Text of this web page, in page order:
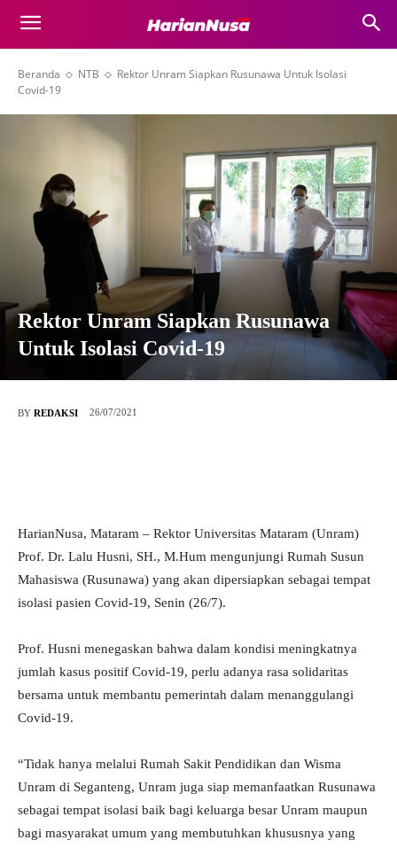
Beranda NTB
Rektor Unram Siapkan Rusunawa Untuk Isolasi
Covid-19
Rektor Unram Siapkan Rusunawa
Untuk Isolasi Covid-19
BY REDAKSI 26/07/2021
HarianNusa, Mataram – Rektor Universitas Mataram (Unram)
Prof. Dr. Lalu Husni, SH., M.Hum mengunjungi Rumah Susun
Mahasiswa (Rusunawa) yang akan dipersiapkan sebagai tempat
isolasi pasien Covid-19, Senin (26/7).
Prof. Husni menegaskan bahwa dalam kondisi meningkatnya
jumlah kasus positif Covid-19, perlu adanya rasa solidaritas
bersama untuk membantu pemerintah dalam menanggulangi
Covid-19.
“Tidak hanya melalui Rumah Sakit Pendidikan dan Wisma
Unram di Seganteng, Unram juga siap memanfaatkan Rusunawa
sebagai tempat isolasi baik bagi keluarga besar Unram maupun
bagi masyarakat umum yang membutuhkan khususnya yang